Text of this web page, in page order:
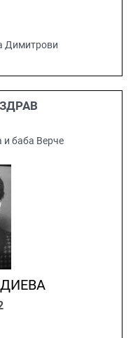
Димитрови
и баба Верче